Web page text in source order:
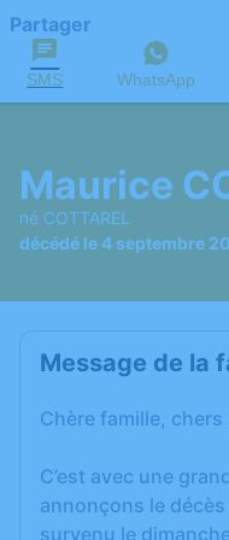
Partager
SMS WhatsApp
Maurice
né COTTAREL
décédé le 4 septembre
Message de la
Chère famille, chers
C’est avec une
annonçons le décès
survenu le